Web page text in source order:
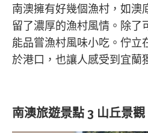
南澳擁有好幾個漁村，如澳
留了濃厚的漁村風情。除了
能品嘗漁村風味小吃。佇立
於港口，也讓人感受到宜蘭
南澳旅遊景點 3 山丘景觀